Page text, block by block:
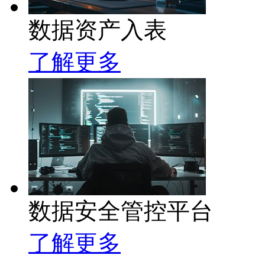
数据资产入表
了解更多
数据安全管控平台
了解更多